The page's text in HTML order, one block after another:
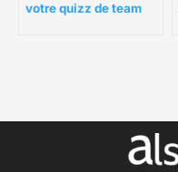
votre quizz de team